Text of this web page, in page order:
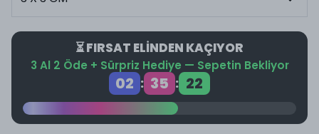
⏳ FIRSAT ELİNDEN KAÇIYOR
3 Al 2 Öde + Sürpriz Hediye — Sepetin Bekliyor
02 : 35 : 22